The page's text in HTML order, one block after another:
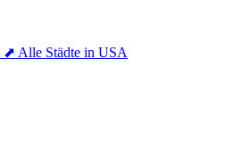
⬈ Alle Städte in USA